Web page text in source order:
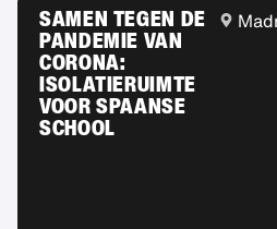
SAMEN TEGEN DE
PANDEMIE VAN
CORONA:
ISOLATIERUIMTE
VOOR SPAANSE
SCHOOL